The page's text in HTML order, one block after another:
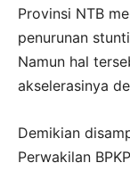
Provinsi NTB
penurunan
Namun hal
akselerasinya
Demikian
Perwakilan